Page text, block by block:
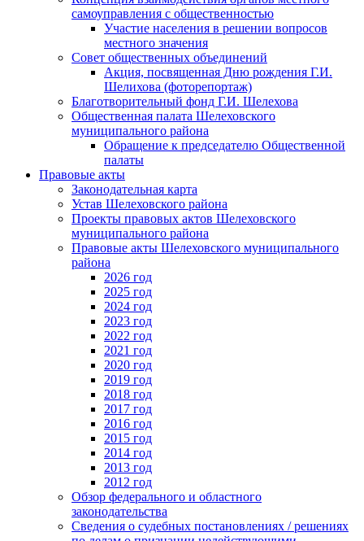
самоуправления с общественностью
Участие населения в решении вопросов
местного значения
Совет общественных объединений
Акция, посвященная Дню рождения Г.И.
Шелихова (фоторепортаж)
Благотворительный фонд Г.И. Шелехова
Общественная палата Шелеховского
муниципального района
Обращение к председателю Общественной
палаты
Правовые акты
Законодательная карта
Устав Шелеховского района
Проекты правовых актов Шелеховского
муниципального района
Правовые акты Шелеховского муниципального
района
2026 год
2025 год
2024 год
2023 год
2022 год
2021 год
2020 год
2019 год
2018 год
2017 год
2016 год
2015 год
2014 год
2013 год
2012 год
Обзор федерального и областного
законодательства
Сведения о судебных постановлениях / решениях